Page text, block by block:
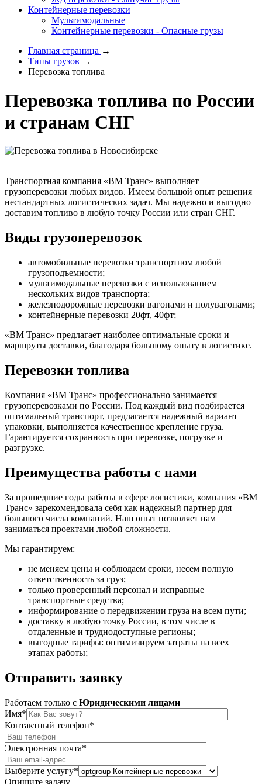
Контейнерные перевозки
Мультимодальные
Контейнерные перевозки - Опасные грузы
Главная страница →
Типы грузов →
Перевозка топлива
Перевозка топлива по России
и странам СНГ
Транспортная компания «ВМ Транс» выполняет
грузоперевозки любых видов. Имеем большой опыт решения
нестандартных логистических задач. Мы надежно и выгодно
доставим топливо в любую точку России или стран СНГ.
Виды грузоперевозок
автомобильные перевозки транспортном любой
грузоподъемности;
мультимодальные перевозки с использованием
нескольких видов транспорта;
железнодорожные перевозки вагонами и полувагонами;
контейнерные перевозки 20фт, 40фт;
«ВМ Транс» предлагает наиболее оптимальные сроки и
маршруты доставки, благодаря большому опыту в логистике.
Перевозки топлива
Компания «ВМ Транс» профессионально занимается
грузоперевозками по России. Под каждый вид подбирается
оптимальный транспорт, предлагается надежный вариант
упаковки, выполняется качественное крепление груза.
Гарантируется сохранность при перевозке, погрузке и
разгрузке.
Преимущества работы с нами
За прошедшие годы работы в сфере логистики, компания «ВМ
Транс» зарекомендовала себя как надежный партнер для
большого числа компаний. Наш опыт позволяет нам
заниматься проектами любой сложности.
Мы гарантируем:
не меняем цены и соблюдаем сроки, несем полную
ответственность за груз;
только проверенный персонал и исправные
транспортные средства;
информирование о передвижении груза на всем пути;
доставку в любую точку России, в том числе в
отдаленные и труднодоступные регионы;
выгодные тарифы: оптимизируем затраты на всех
этапах работы;
Отправить заявку
Работаем только c Юридическими лицами
Имя*
Контактный телефон*
Электронная почта*
Выберите услугу*
Опишите задачу